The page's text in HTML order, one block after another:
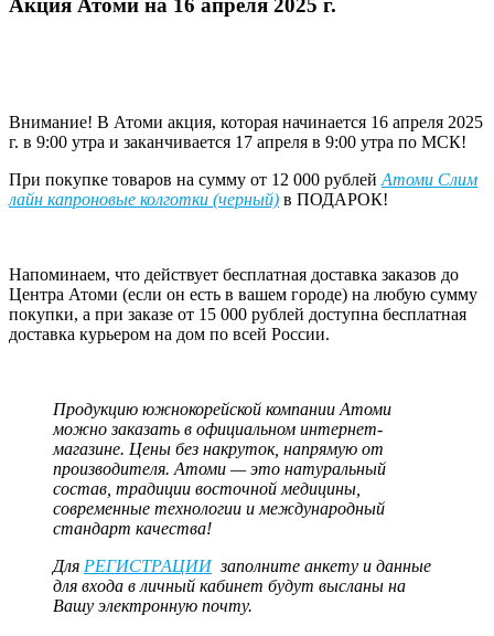
Акция Атоми на 16 апреля 2025 г.
Внимание! В Атоми акция, которая начинается 16 апреля 2025
г. в 9:00 утра и заканчивается 17 апреля в 9:00 утра по МСК!
При покупке товаров на сумму от 12 000 рублейАтоми Слим
лайн капроновые колготки (черный) в ПОДАРОК!
Напоминаем, что действует бесплатная доставка заказов до
Центра Атоми (если он есть в вашем городе) на любую сумму
покупки, а при заказе от 15 000 рублей доступна бесплатная
доставка курьером на дом по всей России.
Продукцию южнокорейской компании Атоми
можно заказать в официальном интернет-
магазине. Цены без накруток, напрямую от
производителя. Атоми — это натуральный
состав, традиции восточной медицины,
современные технологии и международный
стандарт качества!
Для РЕГИСТРАЦИИзаполните анкету и данные
для входа в личный кабинет будут высланы на
Вашу электронную почту.